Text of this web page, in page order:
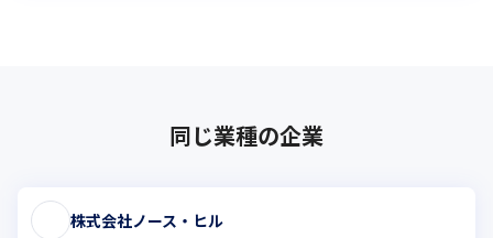
同じ業種の企業
株式会社ノース・ヒル